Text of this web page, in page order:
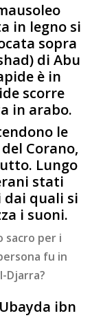
in legno si
sopra
di Abu
è in
scorre
in arabo.
le
Corano,
Lungo
stati
quali si
i suoni.
sacro per i
fu in
Djarra?
ibn